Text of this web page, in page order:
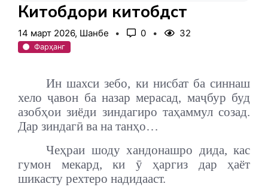
Китобдори китобдӯст
14 март 2026, Шанбе 0 32
Фарҳанг
Ин шахси зебо, ки нисбат ба синнаш
хело ҷавон ба назар мерасад, маҷбур буд
азобҳои зиёди зиндагиро таҳаммул созад.
Дар зиндагӣ ва на танҳо…
Чеҳраи шоду хандонашро дида, кас
гумон мекард, ки ӯ ҳаргиз дар ҳаёт
шикасту рехтеро надидааст.